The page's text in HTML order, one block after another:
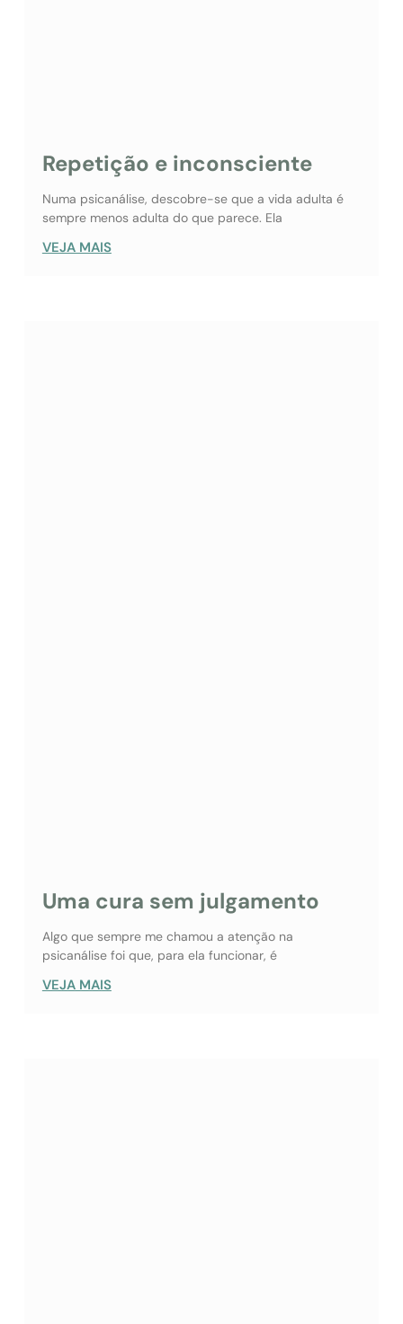
Repetição e inconsciente
Numa psicanálise, descobre-se que a vida adulta é
sempre menos adulta do que parece. Ela
VEJA MAIS
Uma cura sem julgamento
Algo que sempre me chamou a atenção na
psicanálise foi que, para ela funcionar, é
VEJA MAIS